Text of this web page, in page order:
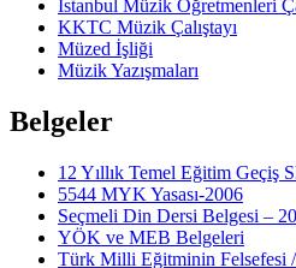
İstanbul Müzik Öğretmenleri
KKTC Müzik Çalıştayı
Müzed İşliği
Müzik Yazışmaları
Belgeler
12 Yıllık Temel Eğitim Geçiş
5544 MYK Yasası-2006
Seçmeli Din Dersi Belgesi –
YÖK ve MEB Belgeleri
Türk Milli Eğitminin Felsefesi